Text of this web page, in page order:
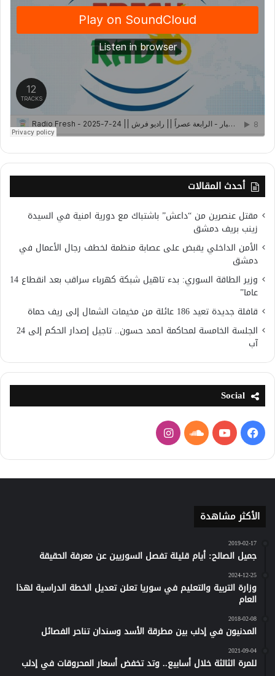
أحدث المقالات
مقتل عنصرين من “داعش” باشتباك مع دورية امنية في السيدة
زينب بريف دمشق
الأمن الداخلي يقبض على عصابة منظمة لخطف رجال الأعمال في
دمشق
وزير الطاقة السوري: بدء تاهيل شبكة كهرباء سراقب بعد انقطاع 14
عاما”
قافلة جديدة تعيد 186 عائلة من مخيمات الشمال إلى ريف حماة
الجلسة الخامسة لمحاكمة احمد حسون.. تاجيل إصدار الحكم إلى 24
آب
Social
فيسبوكيوتيوبساوند
كلاود
انستقرام
الأكثر مشاهدة
2019-02-17
جميل الصالح: أيام قليلة تفصل السوريين عن معرفة الحقيقة
2024-12-25
وزارة التربية والتعليم في سوريا تعلن تعديل الخطة الدراسية لهذا
العام
2018-02-08
المدنيون في إدلب بين مطرقة الأسد وسندان تناحر الفصائل
2021-09-04
للمرة الثالثة خلال أسابيع.. وتد تخفض أسعار المحروقات في إدلب